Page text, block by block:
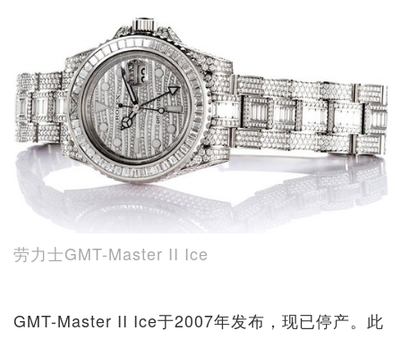
劳力士GMT-Master II Ice
GMT-Master II Ice于2007年发布，现已停产。此